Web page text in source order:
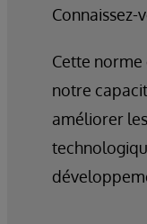
Connaissez-
Cette
notre
améliorer